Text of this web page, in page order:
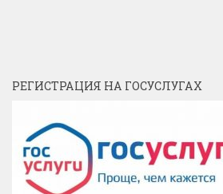
РЕГИСТРАЦИЯ НА ГОСУСЛУГАХ